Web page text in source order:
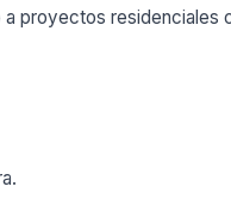
proyectos residenciales